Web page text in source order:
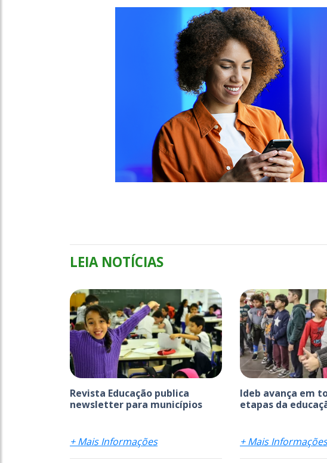
LEIA NOTÍCIAS
Revista Educação publica
newsletter para municípios
+ Mais Informações
Ideb avança em
etapas da
+ Mais Informações